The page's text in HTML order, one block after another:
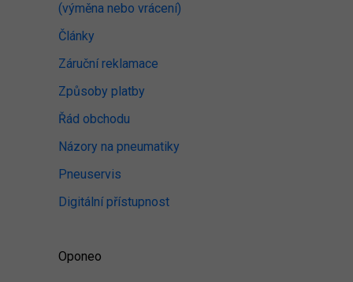
(výměna nebo vrácení)
Články
Záruční reklamace
Způsoby platby
Řád obchodu
Názory na pneumatiky
Pneuservis
Digitální přístupnost
Oponeo